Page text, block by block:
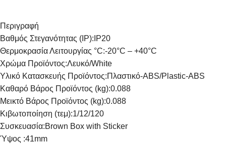
Περιγραφή
Βαθμός Στεγανότητας (IP): IP20
Θερμοκρασία Λειτουργίας °C:-20°C – +40°C
Χρώμα Προϊόντος:Λευκό/White
Υλικό Κατασκευής Προϊόντος:Πλαστικό-ABS/Plastic-ABS
Καθαρό Βάρος Προϊόντος (kg):0.088
Μεικτό Βάρος Προϊόντος (kg):0.088
Κιβωτοποίηση (τεμ):1/12/120
Συσκευασία:Brown Box with Sticker
Ύψος :41mm